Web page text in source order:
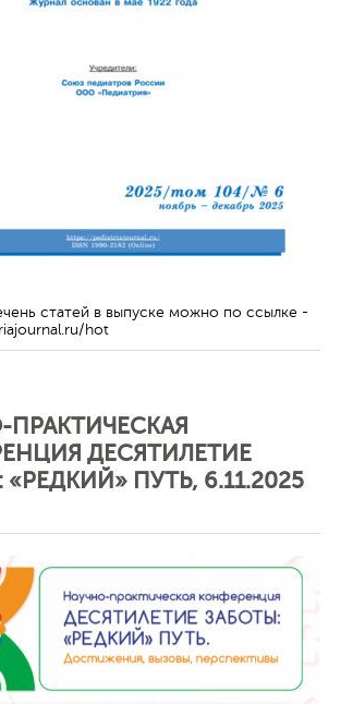
статей в выпуске можно по ссылке -
hot
ПРАКТИЧЕСКАЯ
ДЕСЯТИЛЕТИЕ
ПУТЬ, 6.11.2025